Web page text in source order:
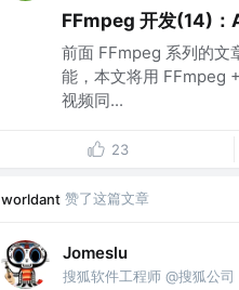
FFmpeg 开发(14)
前面 FFmpeg 系列的文
能，本文将用 FFmpeg
视频同...
23
worldant 赞了这篇文章
Jomeslu
搜狐软件工程师 @搜狐公司